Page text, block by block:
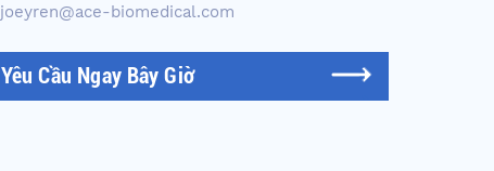
joeyren@ace-biomedical.com
Yêu Cầu Ngay Bây Giờ